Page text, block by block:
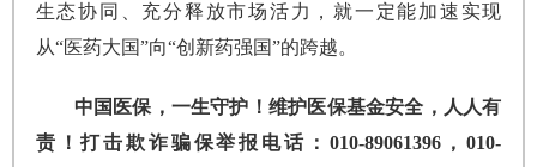
生态协同、充分释放市场活力，就一定能加速实现
从“医药大国”向“创新药强国”的跨越。
中国医保，一生守护！维护医保基金安全，人人有
责！打击欺诈骗保举报电话：010-89061396，010-